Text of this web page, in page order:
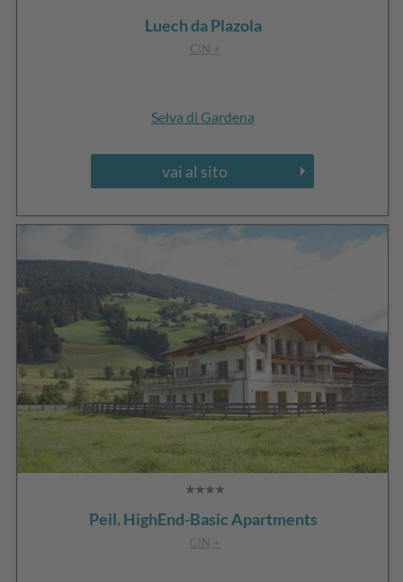
Luech da Plazola
CIN +
Selva di Gardena
vai al sito
Peil. HighEnd-Basic Apartments
CIN +